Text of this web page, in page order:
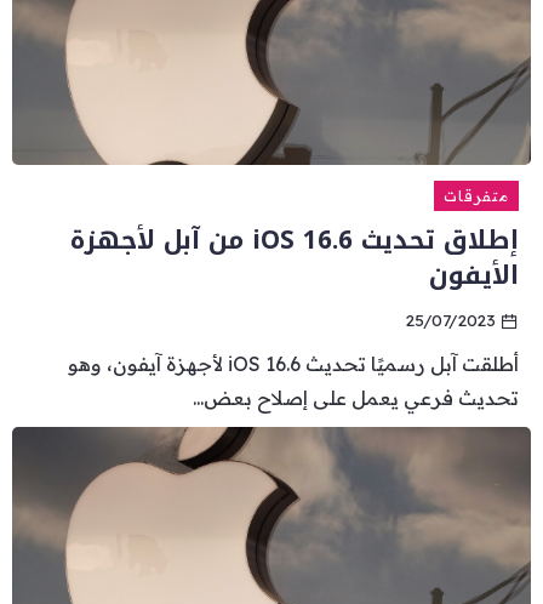
متفرقات
إطلاق تحديث iOS 16.6 من آبل لأجهزة
الأيفون
25/07/2023
أطلقت آبل رسميًا تحديث iOS 16.6 لأجهزة آيفون، وهو
تحديث فرعي يعمل على إصلاح بعض...